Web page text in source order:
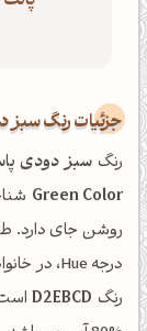
جزئیات رنگ سبز
رنگسبز دودی
Green Color
درجه Hue، در خانواده
رنگ D2EBCD